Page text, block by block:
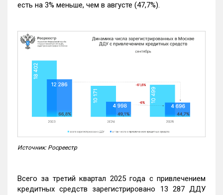
есть на 3% меньше, чем в августе (47,7%).
Источник: Росреестр
Всего за третий квартал 2025 года с привлечением
кредитных средств зарегистрировано 13 287 ДДУ